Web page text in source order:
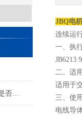
MY矿用移动电缆/如何分辨是否国标标准
JBQ电
连续运
一、执
JB6213
二、适
适用于
三、使
电线导